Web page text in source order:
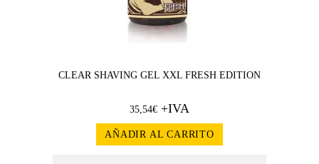
CLEAR SHAVING GEL XXL FRESH EDITION
35,54€ +IVA
AÑADIR AL CARRITO